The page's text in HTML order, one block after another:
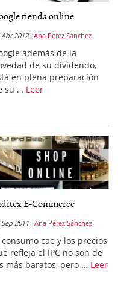
tienda online
Abr 2012 Ana Pérez Sánchez
además de la
de su dividendo,
en plena preparación
su … Leer
E-Commerce
Sep 2011 Ana Pérez Sánchez
consumo cae y los precios
refleja el IPC no son de
más baratos, pero … Leer